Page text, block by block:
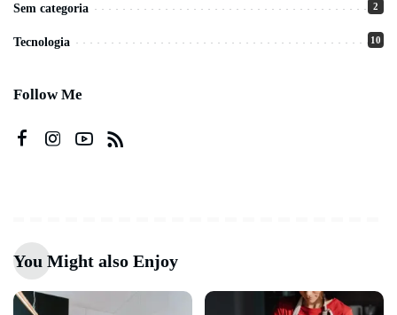
Sem categoria 2
Tecnologia 10
Follow Me
You Might also Enjoy